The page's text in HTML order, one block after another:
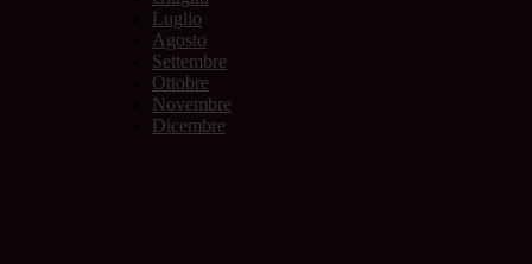
Luglio
Agosto
Settembre
Ottobre
Novembre
Dicembre